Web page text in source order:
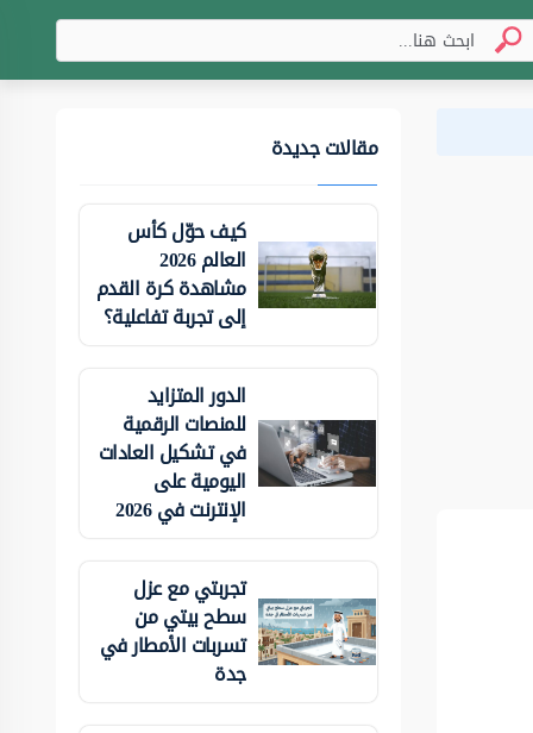
مقالات جديدة
كيف حوّل كأس
العالم 2026
مشاهدة كرة القدم
إلى تجربة تفاعلية؟
الدور المتزايد
للمنصات الرقمية
في تشكيل العادات
اليومية على
الإنترنت في 2026
تجربتي مع عزل
سطح بيتي من
تسربات الأمطار في
جدة